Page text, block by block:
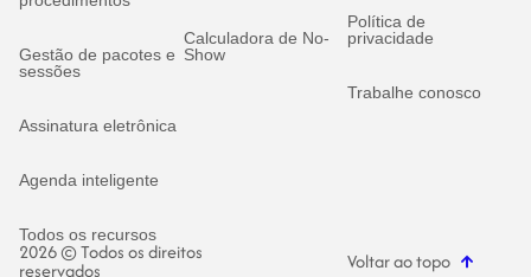
Gestão de pacotes e
sessões
Assinatura eletrônica
Agenda inteligente
Todos os recursos
Calculadora de No-
Show
Política de
privacidade
Trabalhe conosco
2026 © Todos os direitos
reservados Voltar ao topo